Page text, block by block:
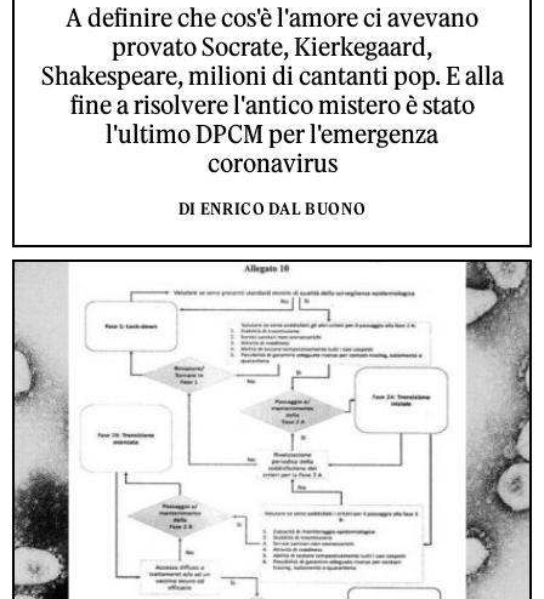
A definire che cos'è l'amore ci avevano
provato Socrate, Kierkegaard,
Shakespeare, milioni di cantanti pop. E alla
fine a risolvere l'antico mistero è stato
l'ultimo DPCM per l'emergenza
coronavirus
DI ENRICO DAL BUONO